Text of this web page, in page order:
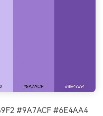
#9A7ACF #6E4AA4